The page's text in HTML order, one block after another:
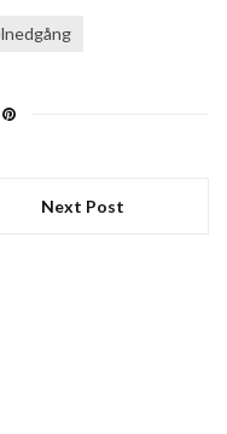
Next Post